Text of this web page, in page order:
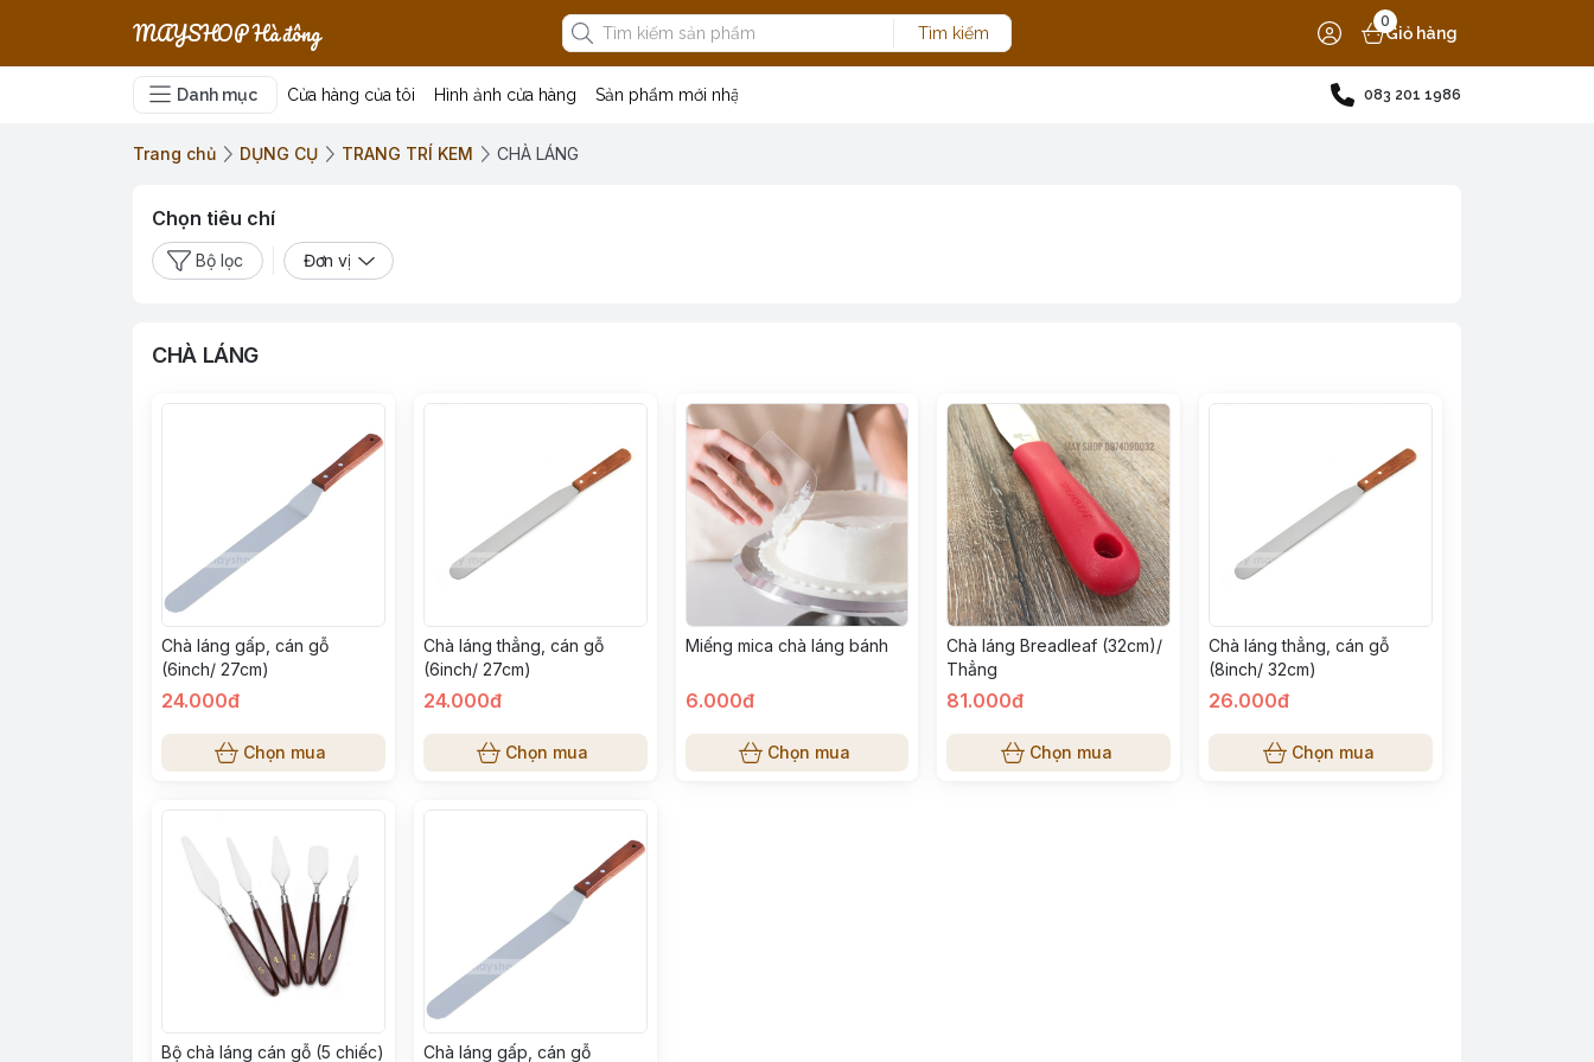
MAYSHOP Hà đông Tìm kiếm
0
Giỏ hàng
Danh mục Cửa hàng của tôi Hình ảnh cửa hàng Sản phẩm mới nhập 083 201 1986
Trang chủ DỤNG CỤ TRANG TRÍ KEM CHÀ LÁNG
Chọn tiêu chí
Bộ lọc Đơn vị
CHÀ LÁNG
Chà láng gấp, cán gỗ
(6inch/ 27cm)
24.000đ
Chọn mua
Chà láng thẳng, cán gỗ
(6inch/ 27cm)
24.000đ
Chọn mua
Miếng mica chà láng bánh
6.000đ
Chọn mua
Chà láng Breadleaf (32cm)/
Thẳng
81.000đ
Chọn mua
Chà láng thẳng, cán gỗ
(8inch/ 32cm)
26.000đ
Chọn mua
Bộ chà láng cán gỗ (5 chiếc)
Chà láng gấp, cán gỗ